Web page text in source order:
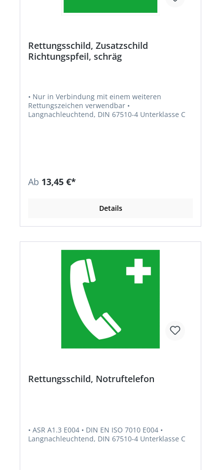
Rettungsschild, Zusatzschild
Richtungspfeil, schräg
• Nur in Verbindung mit einem weiteren
Rettungszeichen verwendbar •
Langnachleuchtend, DIN 67510-4 Unterklasse C
Ab 13,45 €*
Details
Rettungsschild, Notruftelefon
• ASR A1.3 E004 • DIN EN ISO 7010 E004 •
Langnachleuchtend, DIN 67510-4 Unterklasse C